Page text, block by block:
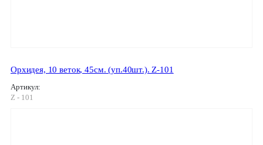
Орхидея, 10 веток, 45см. (уп.40шт.). Z-101
Артикул:
Z - 101